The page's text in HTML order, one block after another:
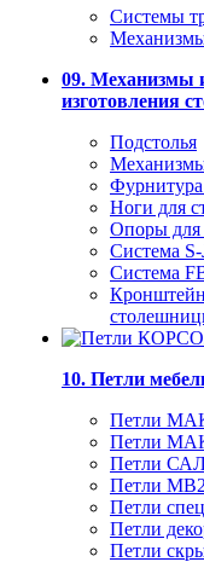
Системы
09. Механизмы
изготовления
Подстолья
Фурнитура
Ноги для
Опоры для
Система
Система
10. Петли
Петли
Петли
Петли
Петли MB2
Петли
Петли
Петли